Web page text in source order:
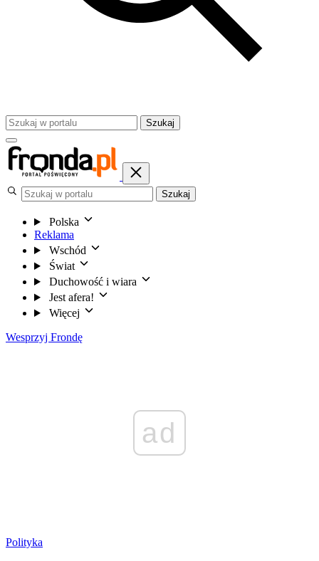
Szukaj
Szukaj
Polska
Reklama
Wschód
Świat
Duchowość i wiara
Jest afera!
Więcej
Wesprzyj Frondę
ad
Polityka